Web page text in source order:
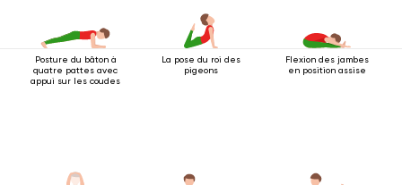
Posture du bâton à
quatre pattes avec
appui sur les coudes
La pose du roi des
pigeons
Flexion des jambes
en position assise